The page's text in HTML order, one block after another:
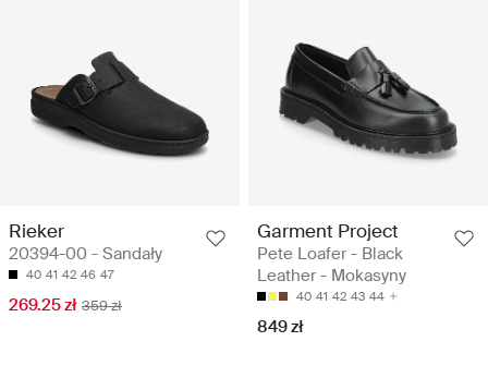
Rieker
20394-00 - Sandały
40 41 42 46 47
269.25 zł 359 zł
Garment Project
Pete Loafer - Black
Leather - Mokasyny
40 41 42 43 44
849 zł